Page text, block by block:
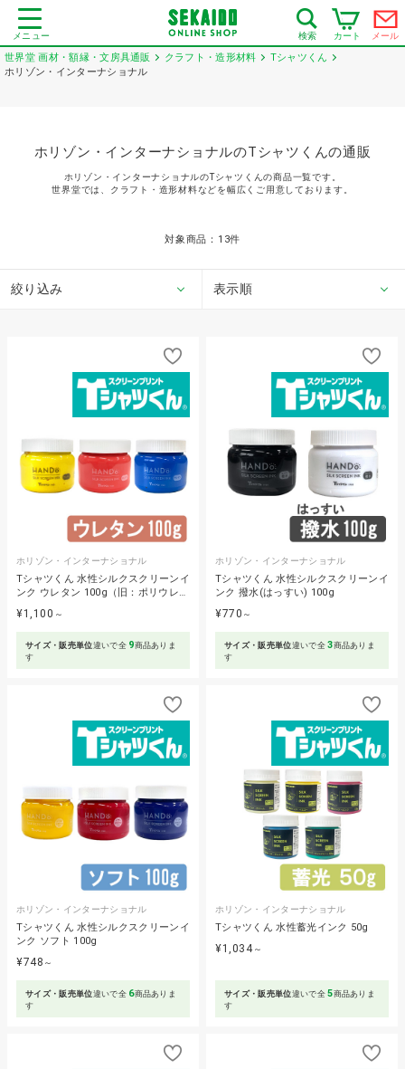
メニュー 検索 カート メール
世界堂 画材・額縁・文房具通販 クラフト・造形材料
Tシャツくん
ホリゾン・インターナショナル
ホリゾン・インターナショナルのTシャツくんの通販
ホリゾン・インターナショナルのTシャツくんの商品一覧です。
世界堂では、クラフト・造形材料などを幅広くご用意しております。
対象商品： 13件
絞り込み 表示順
ホリゾン・インターナショナル
Tシャツくん 水性シルクスクリーンイ
ンク ウレタン 100g（旧：ポリウレ…
¥1,100 ～
サイズ・販売単位違いで全 9商品ありま
す
ホリゾン・インターナショナル
Tシャツくん 水性シルクスクリーンイ
ンク 撥水(はっすい) 100g
¥770 ～
サイズ・販売単位違いで全3商品ありま
す
ホリゾン・インターナショナル
Tシャツくん 水性シルクスクリーンイ
ンク ソフト 100g
¥748 ～
サイズ・販売単位違いで全 6商品ありま
す
ホリゾン・インターナショナル
Tシャツくん 水性蓄光インク 50g
¥1,034～
サイズ・販売単位違いで全5商品ありま
す